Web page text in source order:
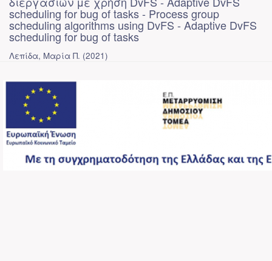
scheduling for bug of tasks - Process group
scheduling algorithms using DvFS - Adaptive DvFS
scheduling for bug of tasks
Λεπίδα, Μαρία Π. (2021)